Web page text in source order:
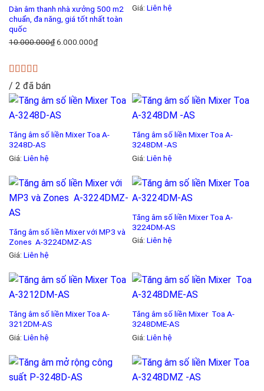
Dàn âm thanh nhà xưởng 500 m2
chuẩn, đa năng, giá tốt nhất toàn
quốc
10.000.000₫Giá
6.000.000₫Giá
Được xếp
hạng5.005
sao
/ 2 đã bán
Giá: Liên hệ
Tăng âm số liền Mixer Toa A-
3248D-AS
Giá: Liên hệ
Tăng âm số liền Mixer Toa A-
3248DM -AS
Giá: Liên hệ
Tăng âm số liền Mixer với MP3 và
Zones A-3224DMZ-AS
Giá: Liên hệ
Tăng âm số liền Mixer Toa A-
3224DM-AS
Giá: Liên hệ
Tăng âm số liền Mixer Toa A-
3212DM-AS
Giá: Liên hệ
Tăng âm số liền Mixer Toa A-
3248DME-AS
Giá: Liên hệ